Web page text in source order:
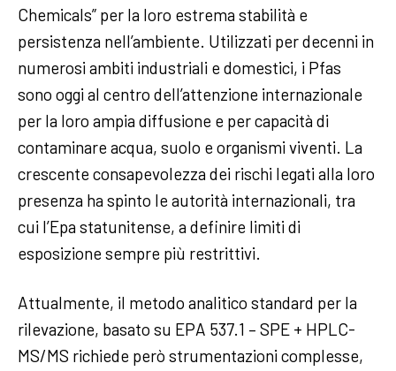
Chemicals” per la loro estrema stabilità e
persistenza nell’ambiente. Utilizzati per decenni in
numerosi ambiti industriali e domestici, i Pfas
sono oggi al centro dell’attenzione internazionale
per la loro ampia diffusione e per capacità di
contaminare acqua, suolo e organismi viventi. La
crescente consapevolezza dei rischi legati alla loro
presenza ha spinto le autorità internazionali, tra
cui l’Epa statunitense, a definire limiti di
esposizione sempre più restrittivi.
Attualmente, il metodo analitico standard per la
rilevazione, basato su EPA 537.1 – SPE + HPLC-
MS/MS richiede però strumentazioni complesse,